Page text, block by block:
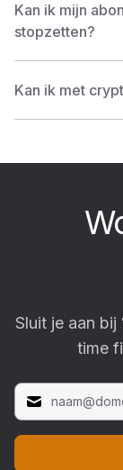
Kan ik mijn
stopzetten?
Kan ik met
Sluit je aan bij
time